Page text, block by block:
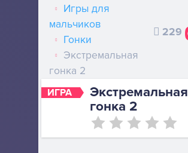
ИГРА
Экстремальная
гонка 2
Игры для
мальчиков
Гонки
Экстремальная
гонка 2
229